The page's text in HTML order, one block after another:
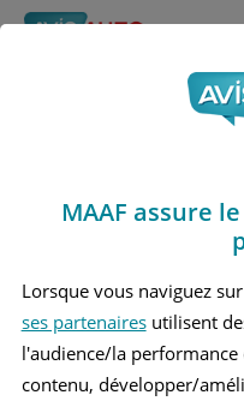
Obtenir un
Avis Opel
OPEL AMPERA 1
MAAF assure
Lorsque vous naviguez
ses partenairesutilisent
l'audience/la
contenu, développer/